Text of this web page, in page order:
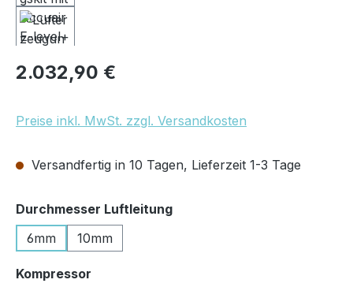
Regulärer Preis:
2.032,90 €
Preise inkl. MwSt. zzgl. Versandkosten
Versandfertig in 10 Tagen, Lieferzeit 1-3 Tage
Durchmesser Luftleitungauswählen
6mm
10mm
Kompressor